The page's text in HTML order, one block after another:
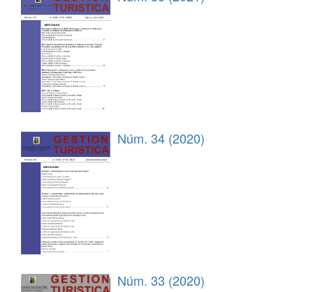
Núm. 34 (2020)
Núm. 33 (2020)